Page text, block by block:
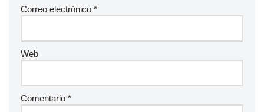
Correo electrónico *
Web
Comentario *